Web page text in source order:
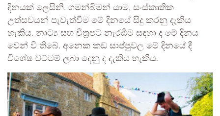
දිනයක් ලෙසිනි. ගමන්බිමන් යාම, සංස්කෘතික
උත්සවයන් පැවැත්වීම මේ දිනයේ සිදු කරනු දැකිය
හැකිය. නාට්‍ය සහ චිත්‍රපට නැරඹීම සඳහා ද මේ දිනය
වෙන් වී තිබේ. අනෙක කඩ සාප්පුවල මේ දිනයේ දී
විශේෂ වට්ටම් ලබා දෙනු ද දැකිය හැකිය.